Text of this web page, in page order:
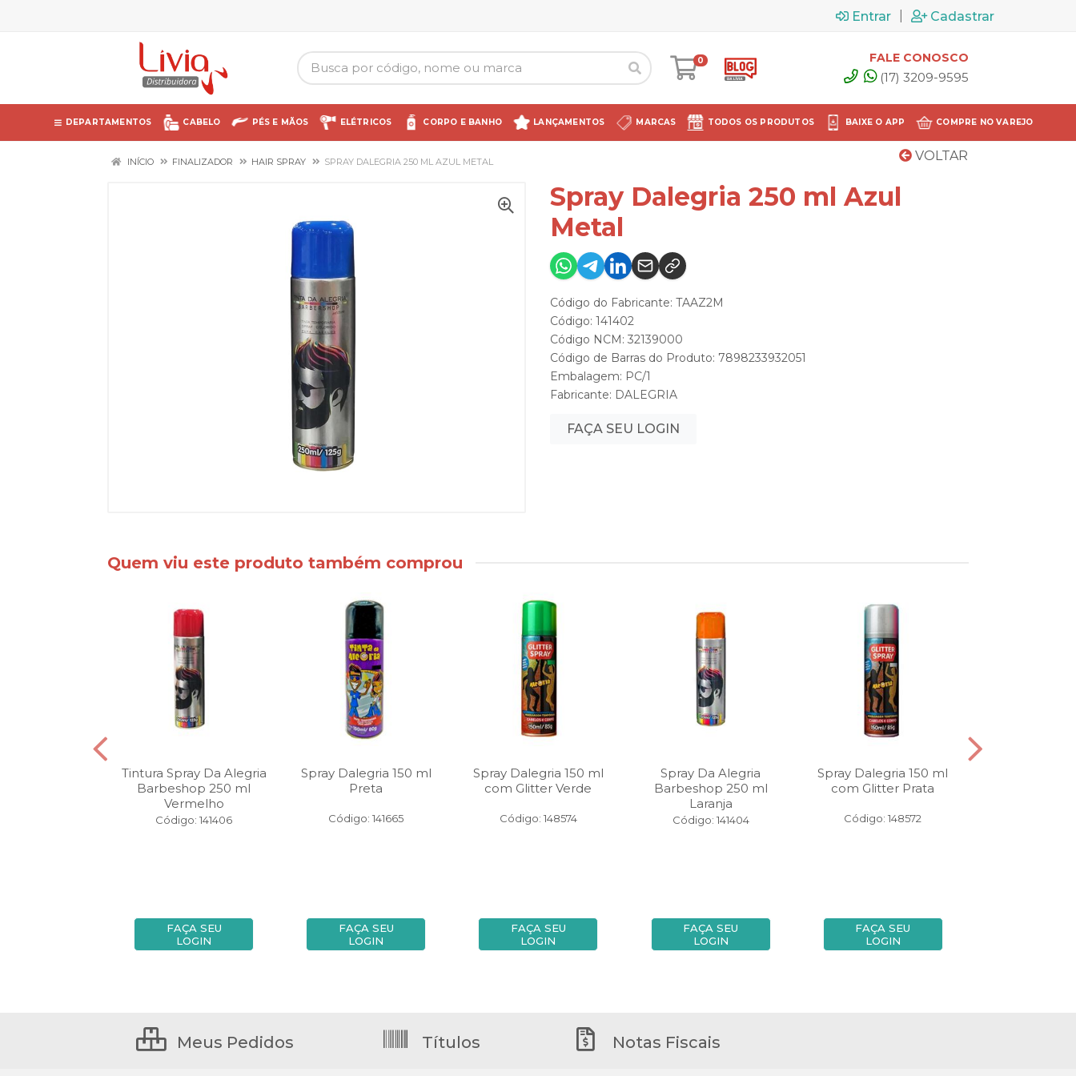
Entrar Cadastrar
0 FALE CONOSCO
(17) 3209-9595
DEPARTAMENTOS CABELO PÉS E MÃOS ELÉTRICOS CORPO E BANHO LANÇAMENTOS MARCAS TODOS OS PRODUTOS BAIXE O APP COMPRE NO VAREJO
VOLTAR
INÍCIO FINALIZADOR HAIR SPRAY SPRAY DALEGRIA 250 ML AZUL METAL
Spray Dalegria 250 ml Azul
Metal
Código do Fabricante: TAAZ2M
Código: 141402
Código NCM: 32139000
Código de Barras do Produto: 7898233932051
Embalagem: PC/1
Fabricante: DALEGRIA
FAÇA SEU LOGIN
Quem viu este produto também comprou
Tintura Spray Da Alegria
Barbeshop 250 ml
Vermelho
Código: 141406
FAÇA SEU
LOGIN
Spray Dalegria 150 ml
Preta
Código: 141665
FAÇA SEU
LOGIN
Spray Dalegria 150 ml
com Glitter Verde
Código: 148574
FAÇA SEU
LOGIN
Spray Da Alegria
Barbeshop 250 ml
Laranja
Código: 141404
FAÇA SEU
LOGIN
Spray Dalegria 150 ml
com Glitter Prata
Código: 148572
FAÇA SEU
LOGIN
Meus Pedidos Títulos Notas Fiscais